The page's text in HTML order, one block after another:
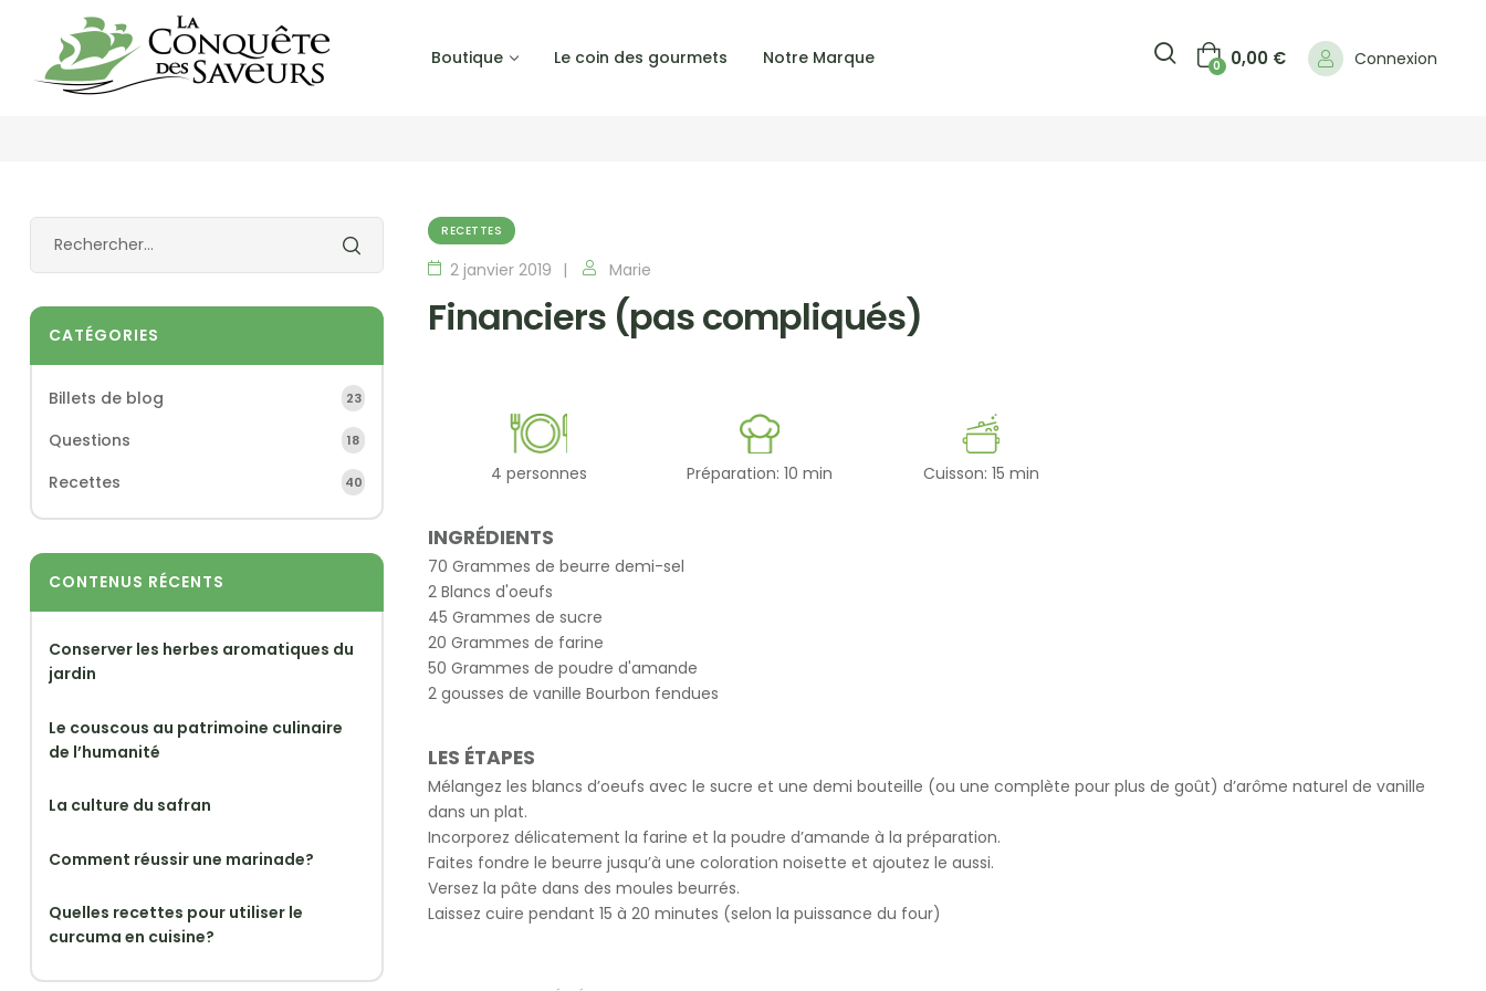
Boutique Le coin des gourmets Notre Marque 0 0,00 € Connexion
RECETTES
2 janvier 2019 Marie
Financiers (pas compliqués)
4 personnes Préparation: 10 min Cuisson: 15 min
INGRÉDIENTS
70 Grammes de beurre demi-sel
2 Blancs d'oeufs
45 Grammes de sucre
20 Grammes de farine
50 Grammes de poudre d'amande
2 gousses de vanille Bourbon fendues
LES ÉTAPES
Mélangez les blancs d’oeufs avec le sucre et une demi bouteille (ou une complète pour plus de goût) d’arôme naturel de vanille
dans un plat.
Incorporez délicatement la farine et la poudre d’amande à la préparation.
Faites fondre le beurre jusqu’à une coloration noisette et ajoutez le aussi.
Versez la pâte dans des moules beurrés.
Laissez cuire pendant 15 à 20 minutes (selon la puissance du four)
CATÉGORIES
Billets de blog 23
Questions 18
Recettes 40
CONTENUS RÉCENTS
Conserver les herbes aromatiques du
jardin
Le couscous au patrimoine culinaire
de l’humanité
La culture du safran
Comment réussir une marinade?
Quelles recettes pour utiliser le
curcuma en cuisine?